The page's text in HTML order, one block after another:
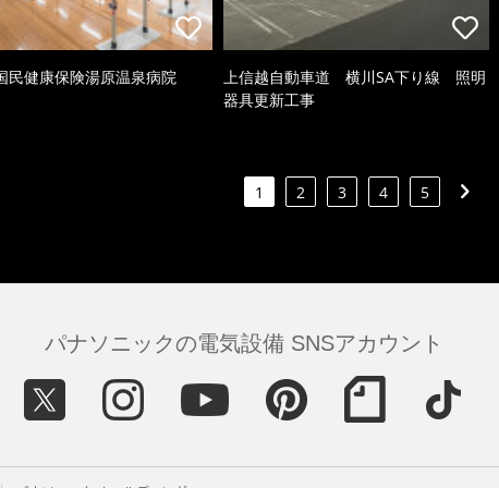
民健康保険湯原温泉病院
上信越自動車道 横川SA下り線 照明
器具更新工事
1 2 3 4 5
パナソニックの電気設備 SNSアカウント